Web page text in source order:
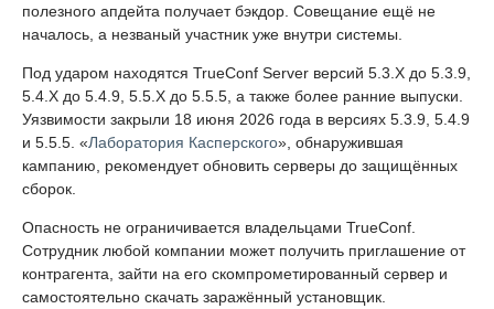
полезного апдейта получает бэкдор. Совещание ещё не
началось, а незваный участник уже внутри системы.
Под ударом находятся TrueConf Server версий 5.3.X до 5.3.9,
5.4.X до 5.4.9, 5.5.X до 5.5.5, а также более ранние выпуски.
Уязвимости закрыли 18 июня 2026 года в версиях 5.3.9, 5.4.9
и 5.5.5. «Лаборатория Касперского», обнаружившая
кампанию, рекомендует обновить серверы до защищённых
сборок.
Опасность не ограничивается владельцами TrueConf.
Сотрудник любой компании может получить приглашение от
контрагента, зайти на его скомпрометированный сервер и
самостоятельно скачать заражённый установщик.